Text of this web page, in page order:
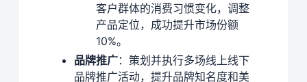
客户群体的消费习惯变化，调整
产品定位，成功提升市场份额
10%。
品牌推广：策划并执行多场线上线下
品牌推广活动，提升品牌知名度和美